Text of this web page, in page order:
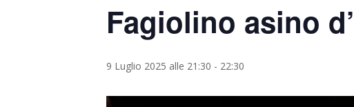
Fagiolino asino
9 Luglio 2025 alle 21:30 - 22:30